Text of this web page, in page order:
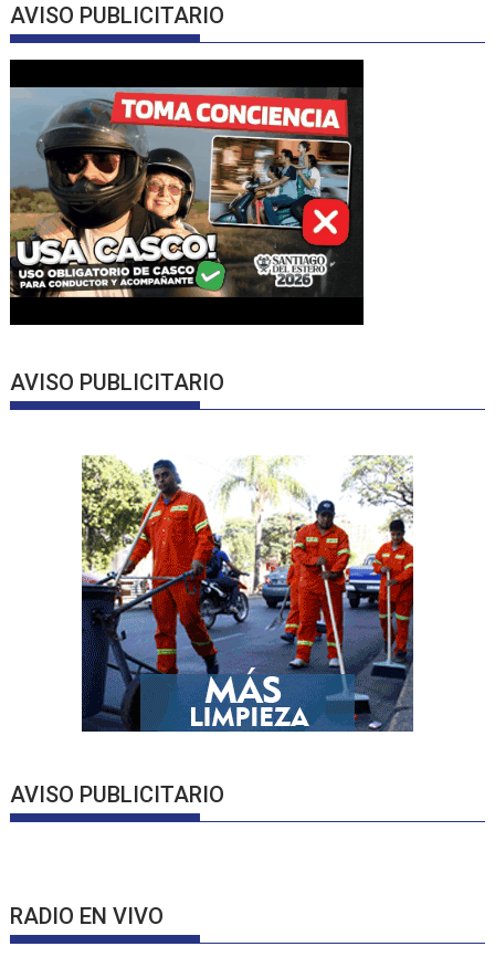
AVISO PUBLICITARIO
AVISO PUBLICITARIO
AVISO PUBLICITARIO
RADIO EN VIVO